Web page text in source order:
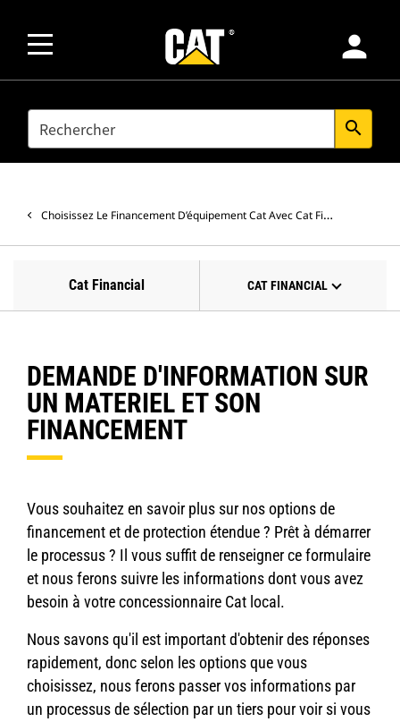
person
SEARCH search
Choisissez Le Financement D’équipement Cat Avec Cat Financial
Cat Financial CAT FINANCIAL
DEMANDE D'INFORMATION SUR
UN MATERIEL ET SON
FINANCEMENT
Vous souhaitez en savoir plus sur nos options de
financement et de protection étendue ? Prêt à démarrer
le processus ? Il vous suffit de renseigner ce formulaire
et nous ferons suivre les informations dont vous avez
besoin à votre concessionnaire Cat local.
Nous savons qu'il est important d'obtenir des réponses
rapidement, donc selon les options que vous
choisissez, nous ferons passer vos informations par
un processus de sélection par un tiers pour voir si vous